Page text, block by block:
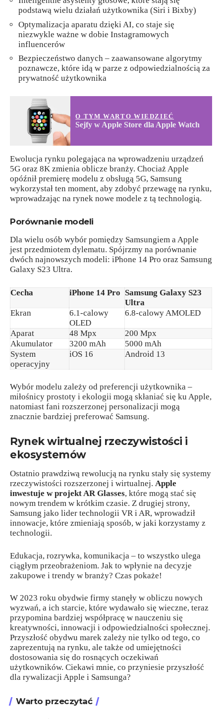
podstawą wielu działań użytkownika (Siri i Bixby)
Optymalizacja aparatu dzięki AI, co staje się
niezwykle ważne w dobie Instagramowych
influencerów
Bezpieczeństwo danych – zaawansowane algorytmy
poznawcze, które idą w parze z odpowiedzialnością za
prywatność użytkownika
O TYM WARTO WIEDZIEĆ
Sejfy w Apple Store dla Apple Watch
Ewolucja rynku polegająca na wprowadzeniu urządzeń
5G oraz 8K zmienia oblicze branży. Chociaż Apple
opóźnił premierę modelu z obsługą 5G, Samsung
wykorzystał ten moment, aby zdobyć przewagę na rynku,
wprowadzając na rynek nowe modele z tą technologią.
Porównanie modeli
Dla wielu osób wybór pomiędzy Samsungiem a Apple
jest przedmiotem dylematu. Spójrzmy na porównanie
dwóch najnowszych modeli: iPhone 14 Pro oraz Samsung
Galaxy S23 Ultra.
Cecha iPhone 14 Pro Samsung Galaxy S23
Ultra
Ekran
6.1-calowy
OLED
6.8-calowy AMOLED
Aparat 48 Mpx
200 Mpx
Akumulator
3200 mAh
5000 mAh
System
operacyjny
iOS 16 Android 13
Wybór modelu zależy od preferencji użytkownika –
miłośnicy prostoty i ekologii mogą skłaniać się ku Apple,
natomiast fani rozszerzonej personalizacji mogą
znacznie bardziej preferować Samsung.
Rynek wirtualnej rzeczywistości i
ekosystemów
Ostatnio prawdziwą rewolucją na rynku stały się systemy
rzeczywistości rozszerzonej i wirtualnej. Apple
inwestuje w projekt AR Glasses, które mogą stać się
nowym trendem w krótkim czasie. Z drugiej strony,
Samsung jako lider technologii VR i AR, wprowadził
innowacje, które zmieniają sposób, w jaki korzystamy z
technologii.
Edukacja, rozrywka, komunikacja – to wszystko ulega
ciągłym przeobrażeniom. Jak to wpłynie na decyzje
zakupowe i trendy w branży? Czas pokaże!
W 2023 roku obydwie firmy stanęły w obliczu nowych
wyzwań, a ich starcie, które wydawało się wieczne, teraz
przypomina bardziej współpracę w nauczeniu się
kreatywności, innowacji i odpowiedzialności społecznej.
Przyszłość obydwu marek zależy nie tylko od tego, co
zaprezentują na rynku, ale także od umiejętności
dostosowania się do rosnących oczekiwań
użytkowników. Ciekawi mnie, co przyniesie przyszłość
dla rywalizacji Apple i Samsunga?
Warto przeczytać